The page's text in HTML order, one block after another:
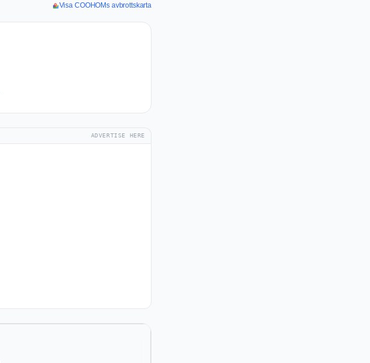
Visa COOHOMs avbrottskarta
ADVERTISE HERE